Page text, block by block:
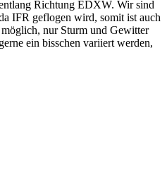
Richtung EDXW. Wir sind
IFR geflogen wird, somit ist auch
nur Sturm und Gewitter
ein bisschen variiert werden,